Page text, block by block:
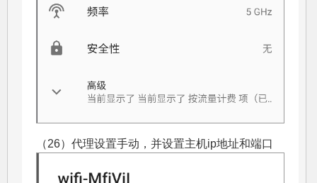
（26）代理设置手动，并设置主机ip地址和端口